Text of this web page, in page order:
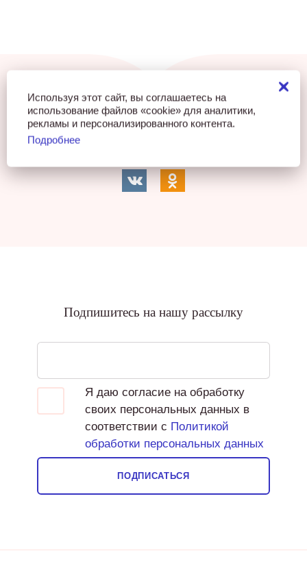
Понравилась статья?
Порекомендуйте ее друзьям!
Подпишитесь на нашу рассылку
Я даю согласие на обработку
своих персональных данных в
соответствии с Политикой
обработки персональных данных
ПОДПИСАТЬСЯ
Используя этот сайт, вы соглашаетесь на
использование файлов «cookie» для аналитики,
рекламы и персонализированного контента.
Подробнее